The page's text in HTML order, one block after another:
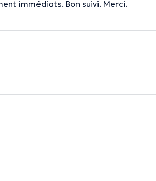
immédiats. Bon suivi. Merci.